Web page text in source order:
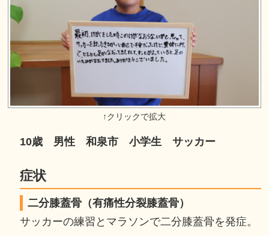
10歳 男性 和泉市 小学生 サッカー
症状
二分膝蓋骨（有痛性分裂膝蓋骨）
サッカーの練習とマラソンで二分膝蓋骨を発症。